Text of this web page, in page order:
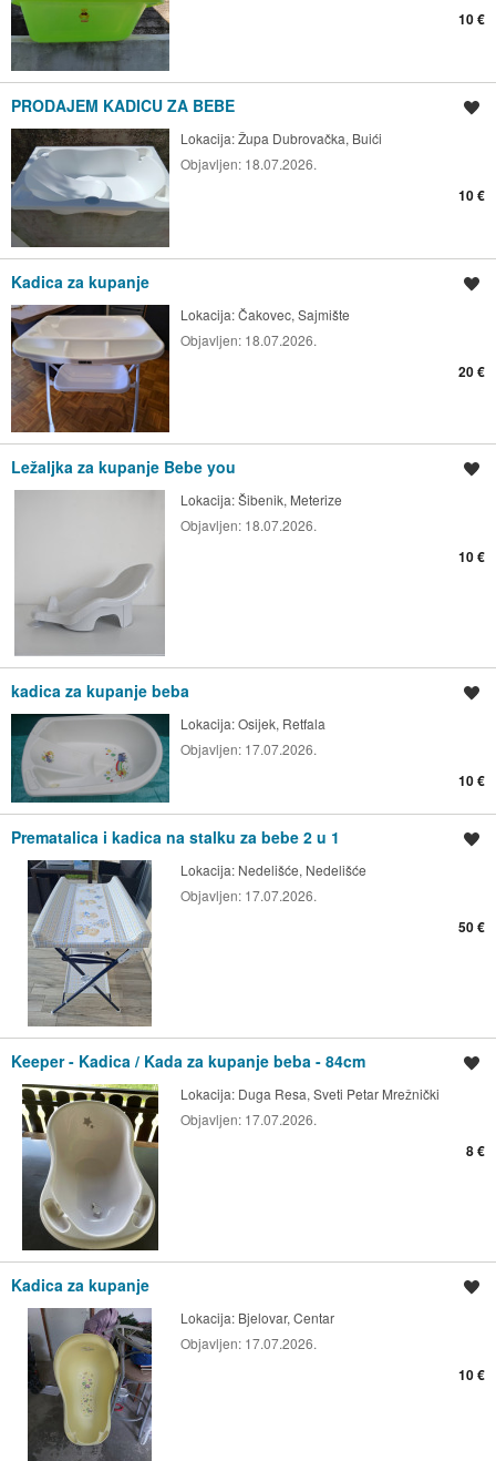
10 €
PRODAJEM KADICU ZA BEBE
Lokacija:Župa Dubrovačka, Buići
Objavljen: 18.07.2026.
10 €
Kadica za kupanje
Lokacija:Čakovec, Sajmište
Objavljen: 18.07.2026.
20 €
Ležaljka za kupanje Bebe you
Lokacija:Šibenik, Meterize
Objavljen: 18.07.2026.
10 €
kadica za kupanje beba
Lokacija:Osijek, Retfala
Objavljen: 17.07.2026.
10 €
Prematalica i kadica na stalku za bebe 2 u 1
Lokacija: Nedelišće, Nedelišće
Objavljen: 17.07.2026.
50 €
Keeper - Kadica / Kada za kupanje beba - 84cm
Lokacija: Duga Resa, Sveti Petar Mrežnički
Objavljen: 17.07.2026.
8 €
Kadica za kupanje
Lokacija: Bjelovar, Centar
Objavljen: 17.07.2026.
10 €